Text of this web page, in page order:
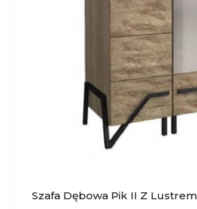
Szafa Dębowa Pik II Z